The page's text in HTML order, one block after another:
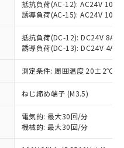
抵抗負荷(AC-12): AC24V 10A/
誘導負荷(AC-15): AC24V
抵抗負荷(DC-12): DC24V 8A/
誘導負荷(DC-13): DC24V 4A/
測定条件: 周囲温度 20±2℃、
ねじ締め端子 (M3.5)
電気的: 最大30回/分
機械的: 最大30回/分
制御機器事業取扱
および標準価格
いただくもので
扱商品の中には、
となる商品もある
い。
価格照会結果は、
時点での社内デー
るものであり、閲
際の在庫および標
指令（10物質）の
中または確認中の
など無形物で、有
商品です。
非含有部品として
ります。
1000ppm以下、 カド
、ポリ臭化ビフェニル
率が中国RoHSの
示します。
率が中国RoHSの
を示します。
販売部門へお問
T26572)：
製品のうち、外国
法に定める商品
」という）を輸出
する場合は、日本
または役務取引許
の必要な手続きを